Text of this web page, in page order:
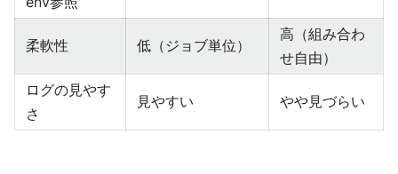
柔軟性 低（ジョブ単位）
高（組み合わ
せ自由）
ログの見やす
さ
見やすい やや見づらい